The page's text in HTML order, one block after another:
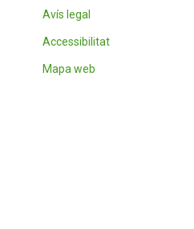
Avís legal
Accessibilitat
Mapa web